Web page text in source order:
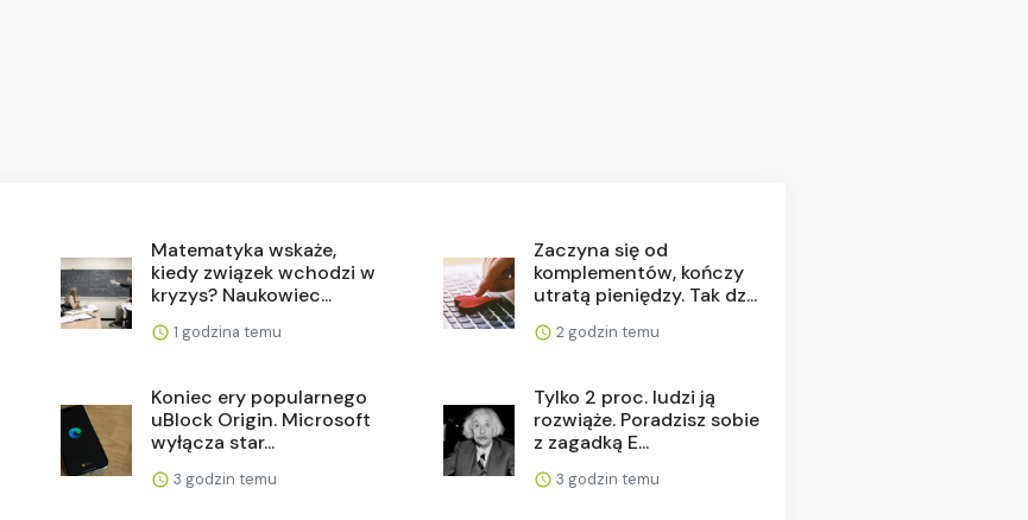
Matematyka wskaże,
kiedy związek wchodzi w
kryzys? Naukowiec...
1 godzina temu
Zaczyna się od
komplementów, kończy
utratą pieniędzy. Tak dz...
2 godzin temu
Koniec ery popularnego
uBlock Origin. Microsoft
wyłącza star...
3 godzin temu
Tylko 2 proc. ludzi ją
rozwiąże. Poradzisz sobie
z zagadką E...
3 godzin temu